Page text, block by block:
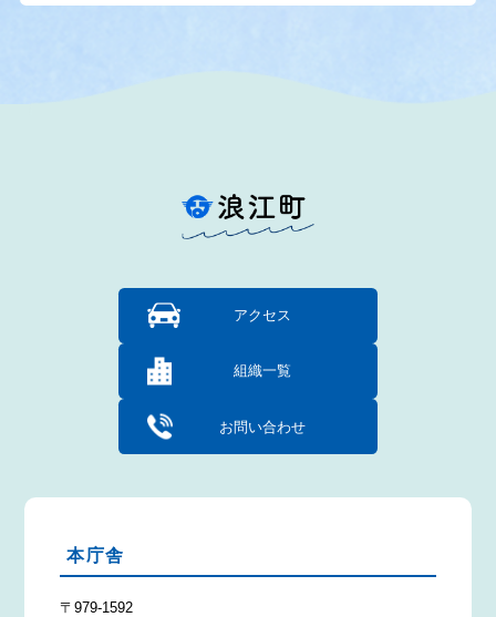
アクセス
組織一覧
お問い合わせ
本庁舎
〒979-1592